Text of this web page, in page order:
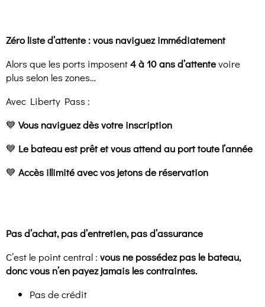
Zéro liste d’attente : vous naviguez immédiatement
Alors que les ports imposent4 à 10 ans d’attentevoire
plus selon les zones…
Avec Liberty Pass :
💙 Vous naviguez dès votre inscription
💙 Le bateau est prêt et vous attend au port toute l’année
💙 Accès illimité avec vos jetons de réservation
Pas d’achat, pas d’entretien, pas d’assurance
C’est le point central : vous ne possédez pas le bateau,
donc vous n’en payez jamais les contraintes.
Pas de crédit